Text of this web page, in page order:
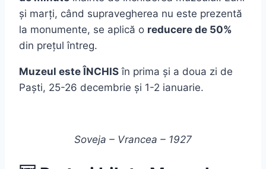
și marți, când supravegherea nu este prezentă
la monumente, se aplică o reducere de 50%
din prețul întreg.
Muzeul este ÎNCHIS în prima și a doua zi de
Paști, 25-26 decembrie și 1-2 ianuarie.
Soveja – Vrancea – 1927